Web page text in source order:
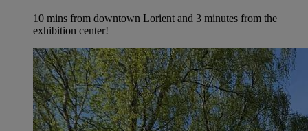
10 mins from downtown Lorient and 3 minutes from the
exhibition center!